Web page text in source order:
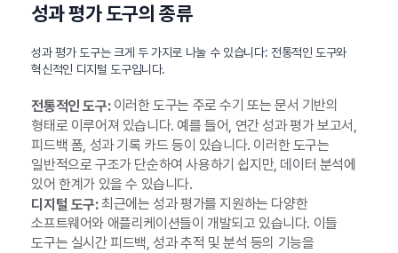
성과 평가 도구의 종류
성과 평가 도구는 크게 두 가지로 나눌 수 있습니다: 전통적인 도구와
혁신적인 디지털 도구입니다.
전통적인 도구:이러한 도구는 주로 수기 또는 문서 기반의
형태로 이루어져 있습니다. 예를 들어, 연간 성과 평가 보고서,
피드백 폼, 성과 기록 카드 등이 있습니다. 이러한 도구는
일반적으로 구조가 단순하여 사용하기 쉽지만, 데이터 분석에
있어 한계가 있을 수 있습니다.
디지털 도구:최근에는 성과 평가를 지원하는 다양한
소프트웨어와 애플리케이션들이 개발되고 있습니다. 이들
도구는 실시간 피드백, 성과 추적 및 분석 등의 기능을